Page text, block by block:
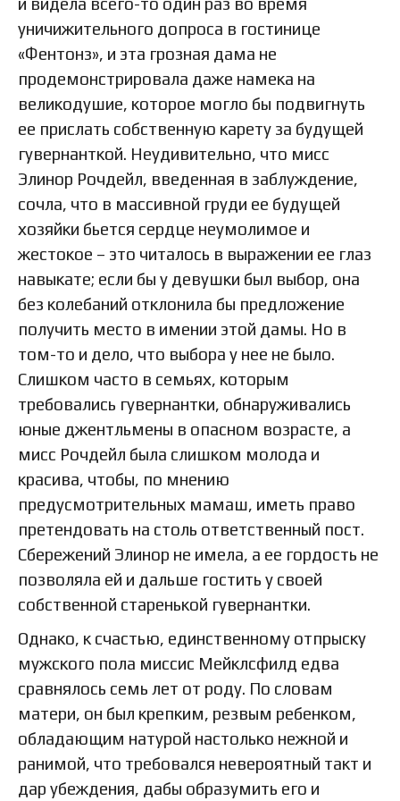
уничижительного допроса в гостинице
«Фентонз», и эта грозная дама не
продемонстрировала даже намека на
великодушие, которое могло бы подвигнуть
ее прислать собственную карету за будущей
гувернанткой. Неудивительно, что мисс
Элинор Рочдейл, введенная в заблуждение,
сочла, что в массивной груди ее будущей
хозяйки бьется сердце неумолимое и
жестокое – это читалось в выражении ее глаз
навыкате; если бы у девушки был выбор, она
без колебаний отклонила бы предложение
получить место в имении этой дамы. Но в
том-то и дело, что выбора у нее не было.
Слишком часто в семьях, которым
требовались гувернантки, обнаруживались
юные джентльмены в опасном возрасте, а
мисс Рочдейл была слишком молода и
красива, чтобы, по мнению
предусмотрительных мамаш, иметь право
претендовать на столь ответственный пост.
Сбережений Элинор не имела, а ее гордость не
позволяла ей и дальше гостить у своей
собственной старенькой гувернантки.
Однако, к счастью, единственному отпрыску
мужского пола миссис Мейклсфилд едва
сравнялось семь лет от роду. По словам
матери, он был крепким, резвым ребенком,
обладающим натурой настолько нежной и
ранимой, что требовался невероятный такт и
дар убеждения, дабы образумить его и